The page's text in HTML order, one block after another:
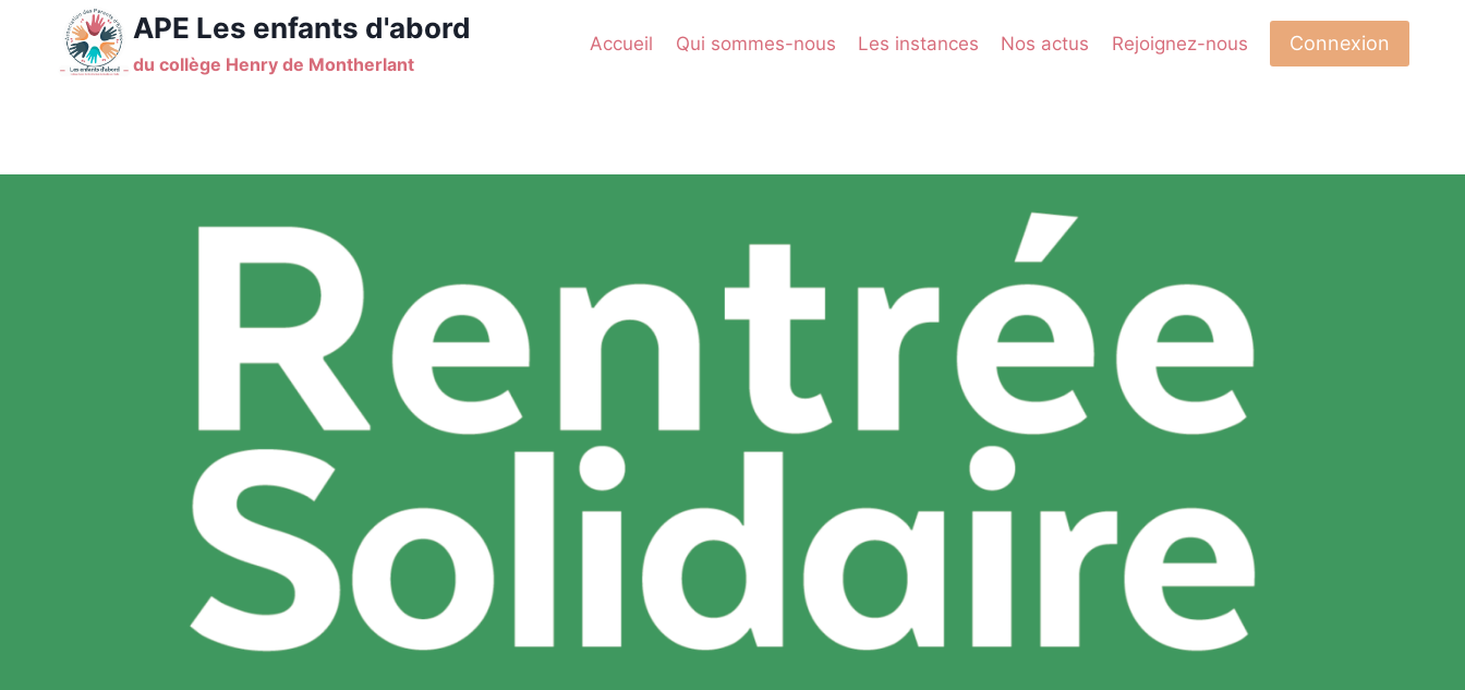
contenu
APE Les enfants d'abord
du collège Henry de Montherlant
Accueil Qui sommes-nous Les instances Nos actus Rejoignez-nous Connexion